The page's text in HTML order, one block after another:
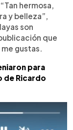
hermosa,
y belleza”,
son
que
gustas.
para
de Ricardo